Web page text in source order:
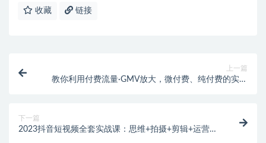
收藏 链接
上一篇
教你利用付费流量·GMV放大，微付费、纯付费的实战
下一篇
2023抖音短视频全套实战课：思维+拍摄+剪辑+运营，